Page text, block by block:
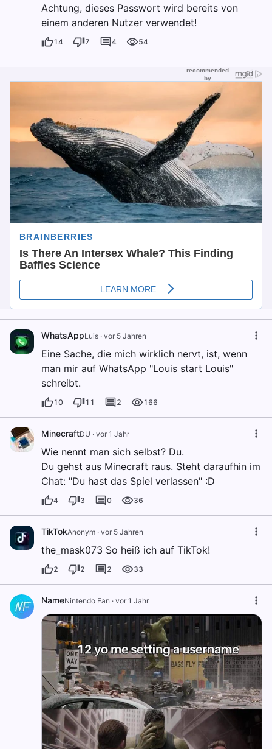
Achtung, dieses Passwort wird bereits von
einem anderen Nutzer verwendet!
14 7 4 54
WhatsAppLuis · vor 5 Jahren
Eine Sache, die mich wirklich nervt, ist, wenn
man mir auf WhatsApp "Louis start Louis"
schreibt.
10 11 2 166
MinecraftDU · vor 1 Jahr
Wie nennt man sich selbst? Du.
Du gehst aus Minecraft raus. Steht daraufhin im
Chat: "Du hast das Spiel verlassen" :D
4 3 0 36
TikTokAnonym · vor 5 Jahren
the_mask073 So heiß ich auf TikTok!
2 2 2 33
NameNintendo Fan · vor 1 Jahr